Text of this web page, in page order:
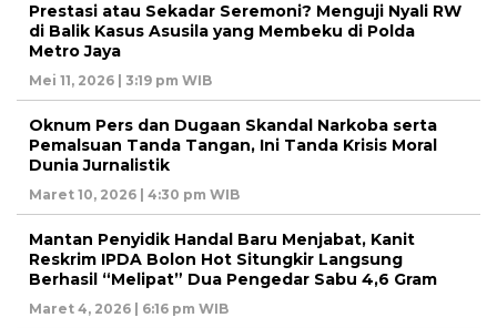
Prestasi atau Sekadar Seremoni? Menguji Nyali RW
di Balik Kasus Asusila yang Membeku di Polda
Metro Jaya
Mei 11, 2026 | 3:19 pm WIB
Oknum Pers dan Dugaan Skandal Narkoba serta
Pemalsuan Tanda Tangan, Ini Tanda Krisis Moral
Dunia Jurnalistik
Maret 10, 2026 | 4:30 pm WIB
Mantan Penyidik Handal Baru Menjabat, Kanit
Reskrim IPDA Bolon Hot Situngkir Langsung
Berhasil “Melipat” Dua Pengedar Sabu 4,6 Gram
Maret 4, 2026 | 6:16 pm WIB